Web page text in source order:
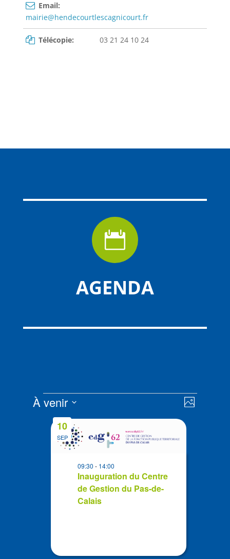
Email:
mairie@hendecourtlescagnicourt.fr
Télécopie: 03 21 24 10 24

AGENDA
Évènements de
Photo
À venir
Sélectionnez
List
events
SEP
10
Inauguration du Centre
de Gestion du Pas-de-
Calais
09:30- 14:00